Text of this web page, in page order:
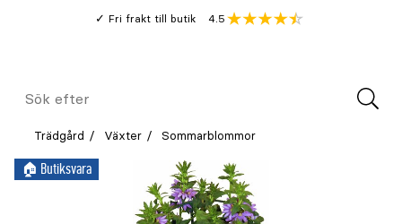
Fri frakt till butik
Genomsnitt
4.5
Meny
Sök
Trädgård Växter Sommarblommor
🏠︎ Butiksvara